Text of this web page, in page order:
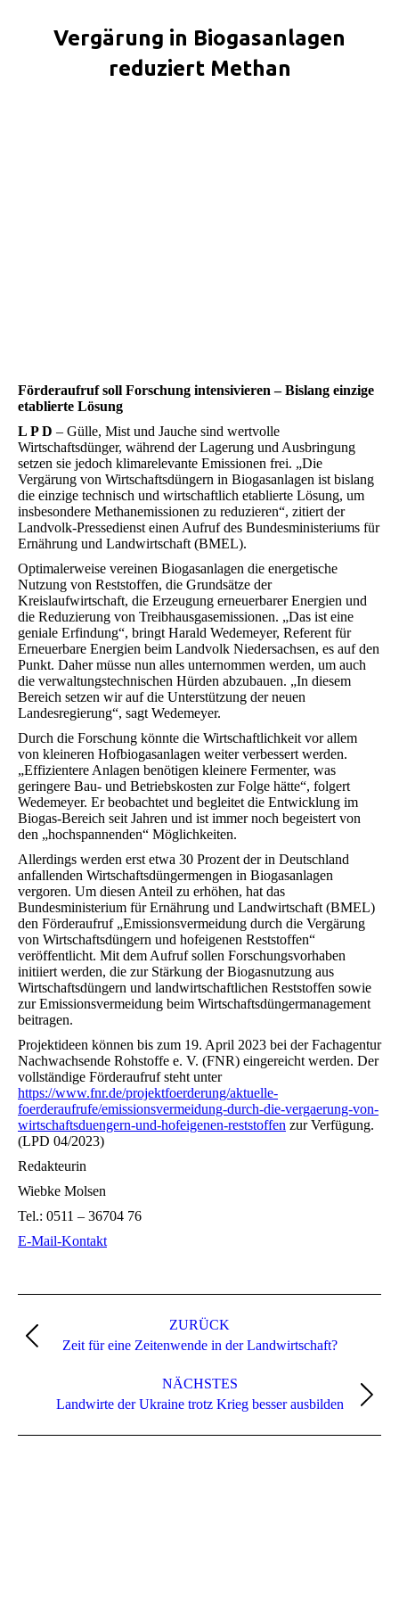
Vergärung in Biogasanlagen
reduziert Methan
Förderaufruf soll Forschung intensivieren – Bislang einzige
etablierte Lösung
L P D – Gülle, Mist und Jauche sind wertvolle
Wirtschaftsdünger, während der Lagerung und Ausbringung
setzen sie jedoch klimarelevante Emissionen frei. „Die
Vergärung von Wirtschaftsdüngern in Biogasanlagen ist bislang
die einzige technisch und wirtschaftlich etablierte Lösung, um
insbesondere Methanemissionen zu reduzieren“, zitiert der
Landvolk-Pressedienst einen Aufruf des Bundesministeriums für
Ernährung und Landwirtschaft (BMEL).
Optimalerweise vereinen Biogasanlagen die energetische
Nutzung von Reststoffen, die Grundsätze der
Kreislaufwirtschaft, die Erzeugung erneuerbarer Energien und
die Reduzierung von Treibhausgasemissionen. „Das ist eine
geniale Erfindung“, bringt Harald Wedemeyer, Referent für
Erneuerbare Energien beim Landvolk Niedersachsen, es auf den
Punkt. Daher müsse nun alles unternommen werden, um auch
die verwaltungstechnischen Hürden abzubauen. „In diesem
Bereich setzen wir auf die Unterstützung der neuen
Landesregierung“, sagt Wedemeyer.
Durch die Forschung könnte die Wirtschaftlichkeit vor allem
von kleineren Hofbiogasanlagen weiter verbessert werden.
„Effizientere Anlagen benötigen kleinere Fermenter, was
geringere Bau- und Betriebskosten zur Folge hätte“, folgert
Wedemeyer. Er beobachtet und begleitet die Entwicklung im
Biogas-Bereich seit Jahren und ist immer noch begeistert von
den „hochspannenden“ Möglichkeiten.
Allerdings werden erst etwa 30 Prozent der in Deutschland
anfallenden Wirtschaftsdüngermengen in Biogasanlagen
vergoren. Um diesen Anteil zu erhöhen, hat das
Bundesministerium für Ernährung und Landwirtschaft (BMEL)
den Förderaufruf „Emissionsvermeidung durch die Vergärung
von Wirtschaftsdüngern und hofeigenen Reststoffen“
veröffentlicht. Mit dem Aufruf sollen Forschungsvorhaben
initiiert werden, die zur Stärkung der Biogasnutzung aus
Wirtschaftsdüngern und landwirtschaftlichen Reststoffen sowie
zur Emissionsvermeidung beim Wirtschaftsdüngermanagement
beitragen.
Projektideen können bis zum 19. April 2023 bei der Fachagentur
Nachwachsende Rohstoffe e. V. (FNR) eingereicht werden. Der
vollständige Förderaufruf steht unter
https://www.fnr.de/projektfoerderung/aktuelle-
foerderaufrufe/emissionsvermeidung-durch-die-vergaerung-von-
wirtschaftsduengern-und-hofeigenen-reststoffen zur Verfügung.
(LPD 04/2023)
Redakteurin
Wiebke Molsen
Tel.: 0511 – 36704 76
E-Mail-Kontakt
ZURÜCK
Vorheriger
Zeit für eine Zeitenwende in der Landwirtschaft?
NÄCHSTES
Nächster
Landwirte der Ukraine trotz Krieg besser ausbilden